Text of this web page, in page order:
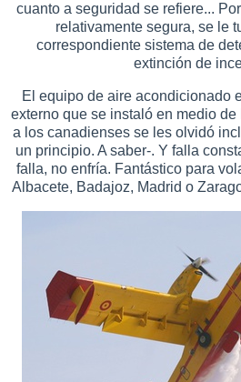
cuanto a seguridad se refiere...
relativamente segura, se le
correspondiente sistema de
extinción de
El equipo de aire acondicionado
externo que se instaló en medio
a los canadienses se les olvidó
un principio. A saber-. Y falla
falla, no enfría. Fantástico para
Albacete, Badajoz, Madrid o